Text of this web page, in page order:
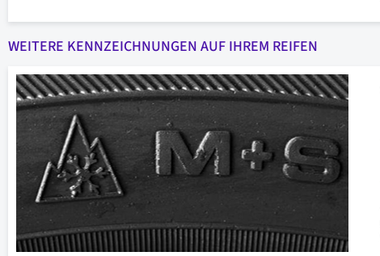
WEITERE KENNZEICHNUNGEN AUF IHREM REIFEN